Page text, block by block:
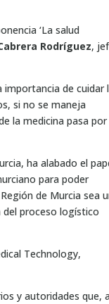
‘La salud
Rodríguez,
importancia de cuidar
si no se maneja
la medicina pasa por
ha alabado el
para poder
de Murcia sea
proceso logístico
Technology,
y autoridades que,